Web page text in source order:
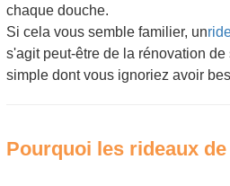
chaque douche.
Si cela vous semble familier, un
s'agit peut-être de la rénovation
simple dont vous ignoriez avoir
Pourquoi les rideaux